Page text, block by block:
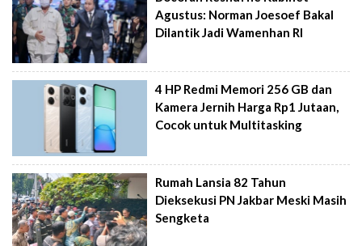
Agustus: Norman Joesoef Bakal
Dilantik Jadi Wamenhan RI
4 HP Redmi Memori 256 GB dan
Kamera Jernih Harga Rp1 Jutaan,
Cocok untuk Multitasking
Rumah Lansia 82 Tahun
Dieksekusi PN Jakbar Meski Masih
Sengketa